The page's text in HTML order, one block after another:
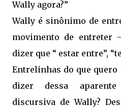
Wally agora?”
Wally é sinônimo de
movimento de entreter
dizer que “ estar entre”,
Entrelinhas do que quero
dizer dessa
discursiva de Wally?